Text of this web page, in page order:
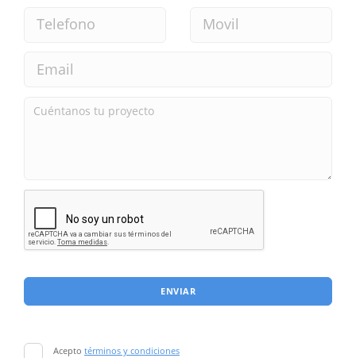
ENVIAR
Acepto términos y condiciones